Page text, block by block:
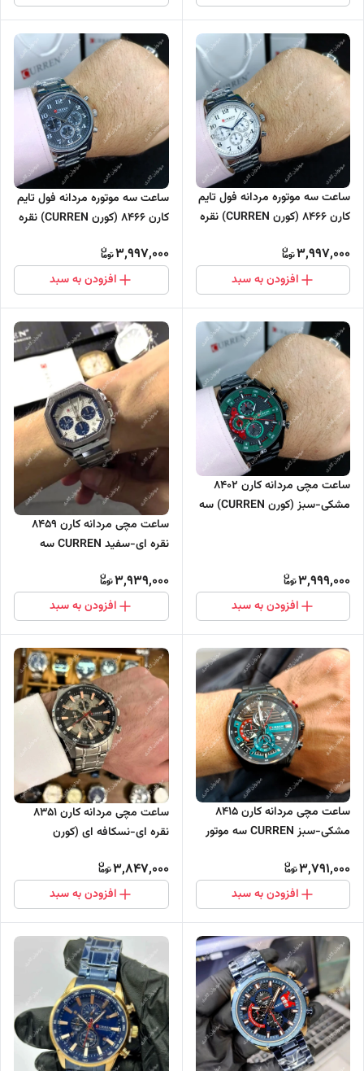
ساعت سه موتوره مردانه فول تایم
کارن 8466 (کورن CURREN) نقره
3,997,000
افزودن به سبد
ساعت سه موتوره مردانه فول تایم
کارن 8466 (کورن CURREN) نقره
3,997,000
افزودن به سبد
ساعت مچی مردانه کارن 8402
مشکی-سبز (کورن CURREN) سه
3,999,000
افزودن به سبد
ساعت مچی مردانه کارن 8459
نقره ای-سفید CURREN سه
3,939,000
افزودن به سبد
ساعت مچی مردانه کارن 8415
مشکی-سبز CURREN سه موتور
3,791,000
افزودن به سبد
ساعت مچی مردانه کارن 8351
نقره ای-نسکافه ای (کورن
3,847,000
افزودن به سبد